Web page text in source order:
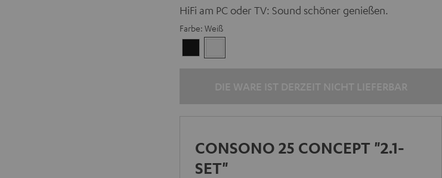
HiFi am PC oder TV: Sound schöner genießen.
Farbe: Weiß
CONSONO 25 CONCEPT "2.1-
SET"